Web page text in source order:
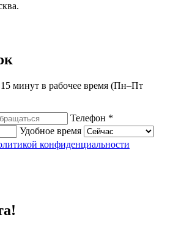
минут в рабочее время (Пн–Пт
Телефон *
Удобное время
конфиденциальности